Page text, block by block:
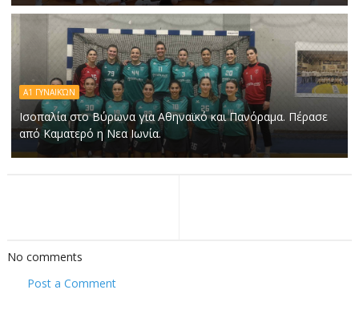
Α1 ΓΥΝΑΙΚΏΝ
Ισοπαλία στο Βύρωνα για Αθηναϊκό και Πανόραμα. Πέρασε
από Καματερό η Νεα Ιωνία.
No comments
Post a Comment